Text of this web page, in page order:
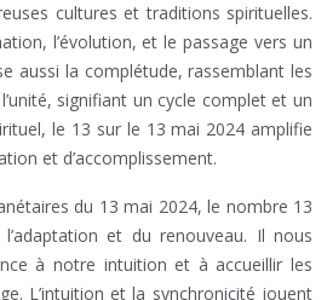
cultures et traditions spirituelles.
l’évolution, et le passage vers un
aussi la complétude, rassemblant les
signifiant un cycle complet et un
le 13 sur le 13 mai 2024 amplifie
et d’accomplissement.
du 13 mai 2024, le nombre 13
l’adaptation et du renouveau. Il nous
à notre intuition et à accueillir les
L’intuition et la synchronicité jouent